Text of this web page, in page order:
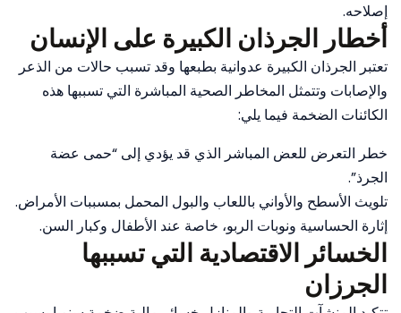
إصلاحه.
أخطار الجرذان الكبيرة على الإنسان
تعتبر الجرذان الكبيرة عدوانية بطبعها وقد تسبب حالات من الذعر
والإصابات وتتمثل المخاطر الصحية المباشرة التي تسببها هذه
الكائنات الضخمة فيما يلي:
خطر التعرض للعض المباشر الذي قد يؤدي إلى “حمى عضة
الجرذ”.
تلويث الأسطح والأواني باللعاب والبول المحمل بمسببات الأمراض.
إثارة الحساسية ونوبات الربو، خاصة عند الأطفال وكبار السن.
الخسائر الاقتصادية التي تسببها
الجرزان